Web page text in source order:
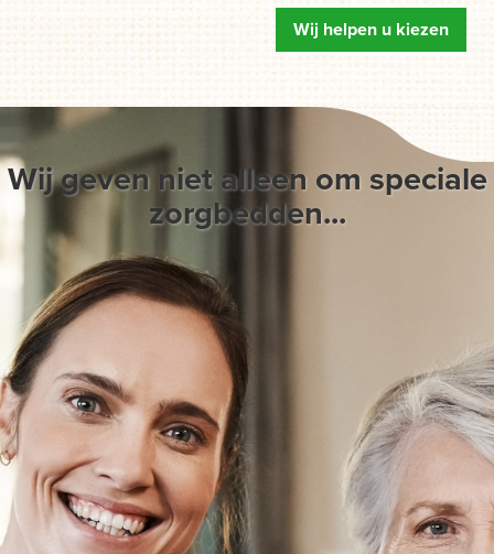
Wij helpen u kiezen
Wij geven niet alleen om speciale
zorgbedden...